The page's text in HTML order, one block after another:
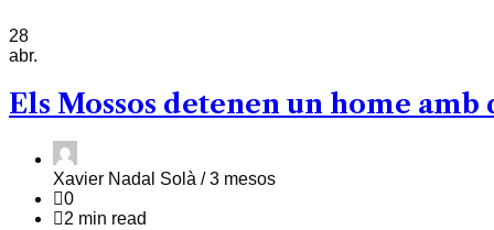
28
abr.
Els Mossos detenen un home
Xavier Nadal Solà /3 mesos
0
2 min read